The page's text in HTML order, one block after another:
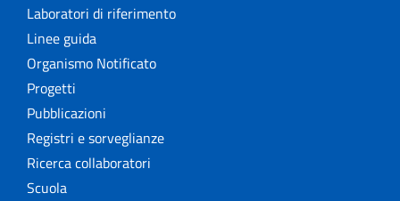
Laboratori di riferimento
Linee guida
Organismo Notificato
Progetti
Pubblicazioni
Registri e sorveglianze
Ricerca collaboratori
Scuola